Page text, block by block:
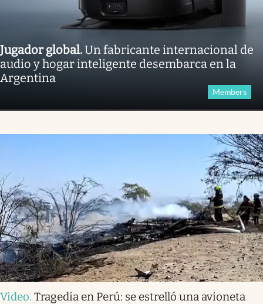
Jugador global.Un fabricante internacional de
audio y hogar inteligente desembarca en la
Argentina
Members
Video. Tragedia en Perú: se estrelló una avioneta